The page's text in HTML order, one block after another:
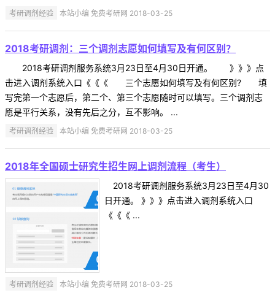
考研调剂经验 本站小编 免费考研网 2018-03-25
2018考研调剂：三个调剂志愿如何填写及有何区别？
2018考研调剂服务系统3月23日至4月30日开通。 》》》点
击进入调剂系统入口《《《 三个志愿如何填写及有何区别? 填
写完第一个志愿后，第二个、第三个志愿随时可以填写。三个调剂志
愿是平行关系，没有先后之分，互不影响。 ...
考研调剂经验 本站小编 免费考研网 2018-03-25
2018年全国硕士研究生招生网上调剂流程（考生）
2018考研调剂服务系统3月23日至4月30
日开通。 》》》点击进入调剂系统入口
《《《 ...
考研调剂经验 本站小编 免费考研网 2018-03-25